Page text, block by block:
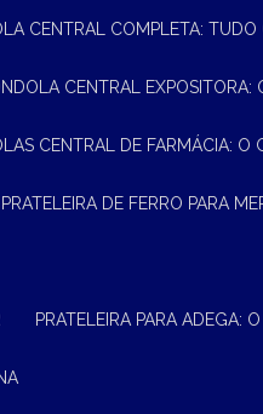
CENTRAL COMPLETA:
CENTRAL
CENTRAL DE FARMÁCIA:
PRATELEIRA DE FERRO PARA
PRATELEIRA PARA ADEGA: